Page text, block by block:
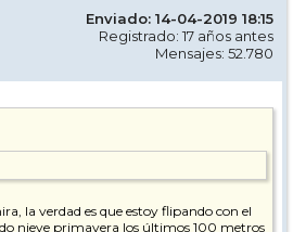
Enviado: 14-04-2019 18:15
Registrado: 17 años antes
Mensajes: 52.780
la verdad es que estoy flipando con el
nieve primavera los últimos 100 metros